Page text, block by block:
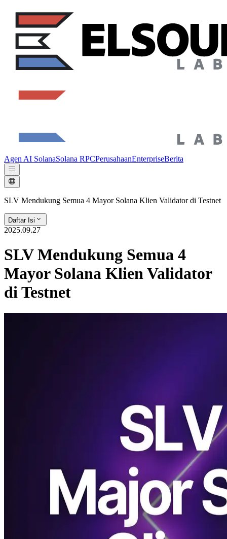
Agen AI SolanaSolana RPCPerusahaanEnterpriseBerita
SLV Mendukung Semua 4 Mayor Solana Klien Validator di Testnet
Daftar Isi
2025.09.27
SLV Mendukung Semua 4
Mayor Solana Klien Validator
di Testnet
ELSOUL LABO B.V. (Markas: Amsterdam, Belanda, CEO:
Fumitake Kawasaki) dan Validators DAO umumkan bahwa
platform manajemen validator open-source "SLV"Sekarang
mendukung keempat klien validator utama (Agiven, Jito, Firedancer
Agive, Firedancer Jito) digunakan dalam Solana testnet.
Solana Program Delegasi Yayasan dan
Requients Testnet
Sampai sekarang, di Solana testnet, tidak ada pembatasan pada klien